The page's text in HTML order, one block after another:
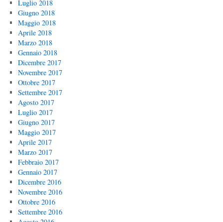
Luglio 2018
Giugno 2018
Maggio 2018
Aprile 2018
Marzo 2018
Gennaio 2018
Dicembre 2017
Novembre 2017
Ottobre 2017
Settembre 2017
Agosto 2017
Luglio 2017
Giugno 2017
Maggio 2017
Aprile 2017
Marzo 2017
Febbraio 2017
Gennaio 2017
Dicembre 2016
Novembre 2016
Ottobre 2016
Settembre 2016